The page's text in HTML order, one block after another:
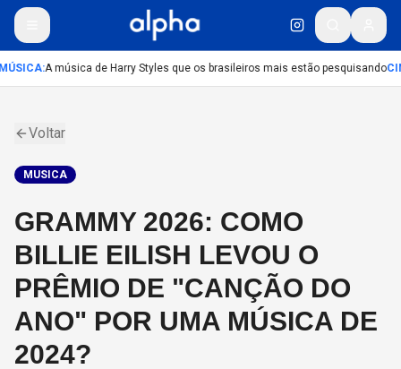
:A música de Harry Styles que os brasileiros mais estão pesquisando
Voltar
MUSICA
GRAMMY 2026: COMO
BILLIE EILISH LEVOU O
PRÊMIO DE "CANÇÃO DO
ANO" POR UMA MÚSICA DE
2024?